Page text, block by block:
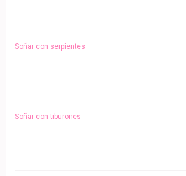
Soñar con serpientes
Soñar con tiburones